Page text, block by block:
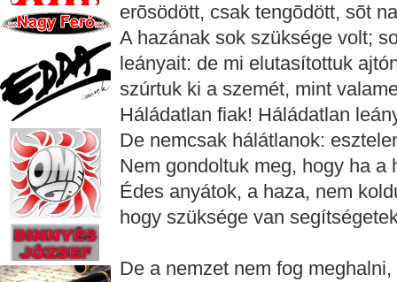
erõsödött, csak tengõdött, sõt
A hazának sok szüksége volt;
leányait: de mi elutasítottuk
szúrtuk ki a szemét, mint
Háládatlan fiak! Háládatlan
De nemcsak hálátlanok:
Nem gondoltuk meg, hogy ha
Édes anyátok, a haza, nem
hogy szüksége van
De a nemzet nem fog